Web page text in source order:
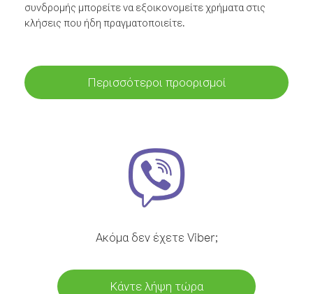
συνδρομής μπορείτε να εξοικονομείτε χρήματα στις
κλήσεις που ήδη πραγματοποιείτε.
Περισσότεροι προορισμοί
Ακόμα δεν έχετε Viber;
Κάντε λήψη τώρα